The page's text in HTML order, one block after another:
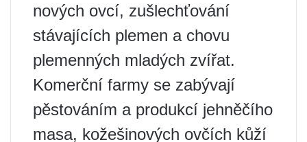
nových ovcí, zušlechťování
stávajících plemen a chovu
plemenných mladých zvířat.
Komerční farmy se zabývají
pěstováním a produkcí jehněčího
masa, kožešinových ovčích kůží